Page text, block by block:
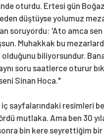
oturdu. Ertesi gün
düştüyse yolumuz
soruyordu: 'Ato amca sen
Muhakkak bu
biliyorsundur.
soru saatlerce oturur
Sinan Hoca."
sayfalarındaki resimleri
mutlaka. Ama ben 30
bin kere seyrettiğim